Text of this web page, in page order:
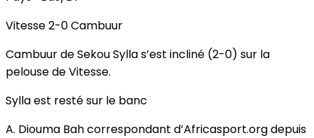
Vitesse 2-0 Cambuur
Cambuur de Sekou Sylla s’est incliné (2-0) sur la
pelouse de Vitesse.
Sylla est resté sur le banc
A. Diouma Bah correspondant d’Africasport.org depuis